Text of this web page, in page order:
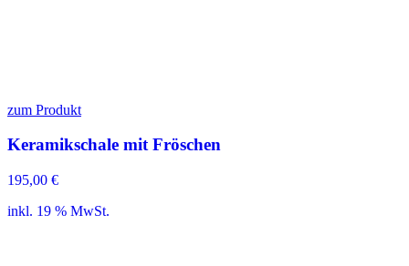
zum Produkt
Keramikschale mit Fröschen
195,00 €
inkl. 19 % MwSt.